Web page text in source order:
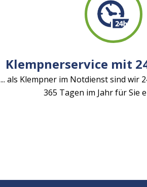
Klempnerservice mit
... als Klempner im Notdienst sind wir
365 Tagen im Jahr für Sie